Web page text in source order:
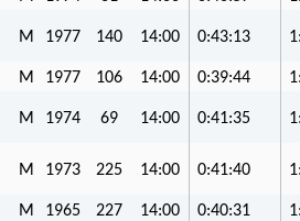
M 1977 140 14:00 0:43:13
M 1977 106 14:00 0:39:44
M 1974 69 14:00 0:41:35
M 1973 225 14:00 0:41:40
M 1965 227 14:00 0:40:31